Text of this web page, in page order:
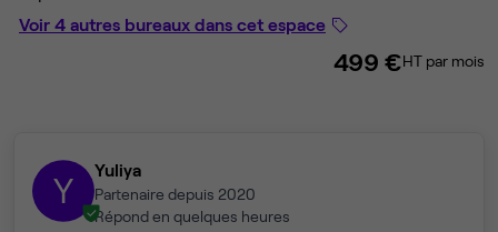
Voir 4 autres bureaux dans cet espace
499 €HT par mois
Y Yuliya
Partenaire depuis 2020
Répond en quelques heures